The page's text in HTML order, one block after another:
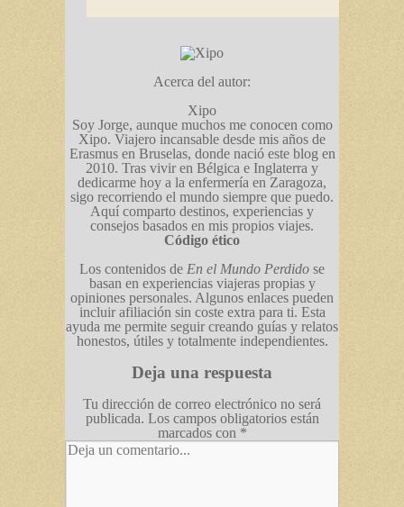
Acerca del autor:
Xipo
Soy Jorge, aunque muchos me conocen como
Xipo. Viajero incansable desde mis años de
Erasmus en Bruselas, donde nació este blog en
2010. Tras vivir en Bélgica e Inglaterra y
dedicarme hoy a la enfermería en Zaragoza,
sigo recorriendo el mundo siempre que puedo.
Aquí comparto destinos, experiencias y
consejos basados en mis propios viajes.
Código ético
Los contenidos de En el Mundo Perdido se
basan en experiencias viajeras propias y
opiniones personales. Algunos enlaces pueden
incluir afiliación sin coste extra para ti. Esta
ayuda me permite seguir creando guías y relatos
honestos, útiles y totalmente independientes.
Deja una respuesta
Tu dirección de correo electrónico no será
publicada. Los campos obligatorios están
marcados con *